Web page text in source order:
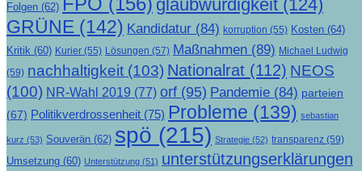
Folgen (62) glaubwürdigkeit (124)
GRÜNE (142) Kandidatur (84) korruption (55) Kosten (64)
Kritik (60) Kurier (55) Lösungen (57) Maßnahmen (89) Michael Ludwig
(59) nachhaltigkeit (103) Nationalrat (112) NEOS
(100) NR-Wahl 2019 (77) orf (95) Pandemie (84) parteien
(67) Politikverdrossenheit (75) Probleme (139) sebastian
kurz (53) Souverän (62) spö (215) Strategie (52) transparenz (59)
Umsetzung (60) Unterstützung (51) unterstützungserklärungen